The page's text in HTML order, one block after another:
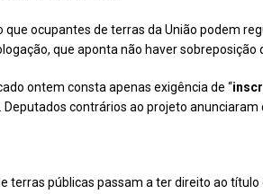
Papagaio-verdadeiro: comércio ilegal faz com
que ocupantes de terras da União podem
que aponta não haver
ontem consta apenas exigência de “
contrários ao projeto
terras públicas passam a ter direito ao